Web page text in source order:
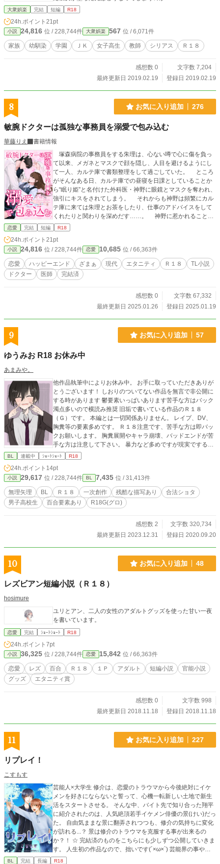
大衆娯楽 完結 短編 R18
24h.ポイント 21pt
小説 24,816 位 / 228,744件 大衆娯楽 567 位 / 6,071件
家族 幼馴染 学園 ＪＫ 女子高生 教師 シリアス Ｒ１８
感想数 0
文字数 7,204
最終更新日 2019.02.19
登録日 2019.02.19
8 お気に入り追加 276
敏腕ドクターは孤独な事務員を溺愛で包み込む
華藤りえ
書籍情報
塚森病院の事務員をする朱理は、心ない噂で心に傷を負っ
て以来、メガネとマスクで顔を隠し、人目を避けるようにし
て一人、カルテ庫で書類整理をして過ごしていた。 ところ
がそんなある日、カルテ庫での昼寝を日課としていることか
ら“眠り姫”と名付けた外科医・神野に眼鏡とマスクを奪われ、
強引にキスをされてしまう。 それからも神野は頻繁にカル
テ庫に来ては朱理とお茶をしたり、仕事のアドバイスをして
くれたりと関わりを深めだす……。 神野に惹かれること
で、過去に受けた心の傷を徐々に忘れはじめていた朱理。
ーと真面目事務員の恋愛です🌟 ※Ｒ18シーン有 ※全話投稿予
約済 ※2018.07.01 にLUNA文庫様より出版していた「眠りの
森のドクターは堅物魔女を恋に堕とす」の改稿版です。 ※現
在の版権は華藤りえにあります。 💕💕💕神野視点と結婚式を
追加してます💕💕💕 ※イラスト：名残みちる（https://x.com/_
6） 様 にお願いいたしました🌟
恋愛 完結 短編 R18
24h.ポイント 21pt
小説 24,816 位 / 228,744件 恋愛 10,685 位 / 66,363件
恋愛 ハッピーエンド ざまぁ 現代 エタニティ Ｒ１８
TL小説
ドクター
医師 完結済
感想数 0
文字数 67,332
最終更新日 2025.01.26
登録日 2025.01.19
9 お気に入り追加 57
ゆうみお R18 お休み中
あまみや。
他作品執筆中によりお休み中。 お手に取っていただきありが
とうございます！ しおりのついてない作品を無言で非公開に
する時があります 鬱要素いっぱいあります苦手な方はバック
濁点多いので横読み推奨 旧垢で書いている作品のＲ１８
（Ｇ）です。 本編とは一切関係ありません。 レイプ、DV、
胸糞等の要素多めです。 Ｒ１８注意です、苦手な方は即バッ
クお願いします。 胸糞展開やキャラ崩壊、バッドエンドが苦
手な方は注意して下さい。 暴力など多めですが現実でするの
は犯罪です 万が一の責任は取れません
BL 連載中 ｼｮｰﾄｼｮｰﾄ R18
24h.ポイント 14pt
小説 29,617 位 / 228,744件 BL 7,435 位 / 31,413件
無理矢理 BL Ｒ１８ 一次創作 残酷な描写あり
合法ショタ
男子高校生
百合要素あり R18G(グロ)
感想数 2
文字数 320,734
最終更新日 2023.12.31
登録日 2020.09.20
10 お気に入り追加 48
レズビアン短編小説（Ｒ１８）
hosimure
ユリとアン、二人の女性のアダルトグッズを使った甘い一夜
を書いています。
恋愛 完結 ｼｮｰﾄｼｮｰﾄ R18
24h.ポイント 7pt
小説 36,325 位 / 228,744件 恋愛 15,842 位 / 66,363件
恋愛 レズ 百合 Ｒ１８ １Ｐ アダルト 短編小説
官能小説
グッズ
エタニティ賞
感想数 0
文字数 998
最終更新日 2018.11.18
登録日 2018.11.18
11 お気に入り追加 227
リプレイ！
こすもす
芸能人×大学生 修介は、恋愛のトラウマから今後絶対にイケ
メンを好きにならないと誓って、心機一転新しい土地で新生
活をスタートさせる。 そんな中、バイト先で知り合った翔平
に紹介されたのは、人気絶頂若手イケメン俳優の景(けい)だっ
た。 自由気ままな景に翻弄されつつも、修介の気持ちに変化
が訪れる...？ 景は修介のトラウマを克服する事が出来るの
か？！ ☆ 完結済のものをこちらにも少しずつ公開していきま
す。 人生初の作品なので、拙いです(´×ω×`) 芸能界の事やそ
の他もろもろ、フィクションです。 主人公が関西弁を使って
BL 完結 長編 R18